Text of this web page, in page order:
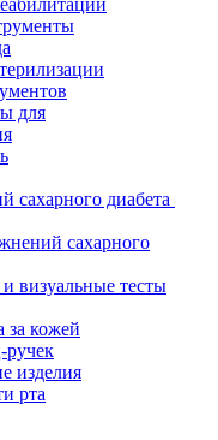
для
сахарного диабета
сахарного
визуальные тесты
за кожей
изделия
рта